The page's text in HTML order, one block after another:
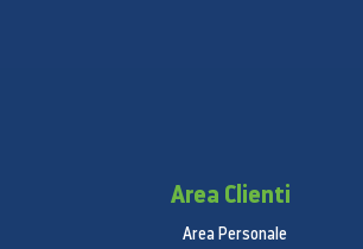
Area Clienti
Area Personale